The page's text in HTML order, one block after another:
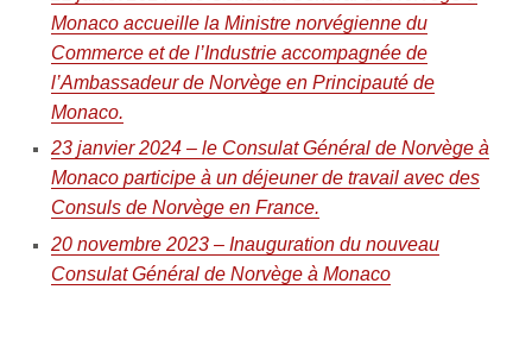
Monaco accueille la Ministre norvégienne du
Commerce et de l’Industrie accompagnée de
l’Ambassadeur de Norvège en Principauté de
Monaco.
23 janvier 2024 – le Consulat Général de Norvège à
Monaco participe à un déjeuner de travail avec des
Consuls de Norvège en France.
20 novembre 2023 – Inauguration du nouveau
Consulat Général de Norvège à Monaco